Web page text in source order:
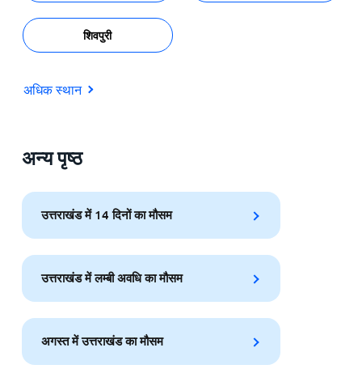
शिवपुरी
अधिक स्थान
अन्य पृष्ठ
उत्तराखंड में 14 दिनों का मौसम
उत्तराखंड में लम्बी अवधि का मौसम
अगस्त में उत्तराखंड का मौसम